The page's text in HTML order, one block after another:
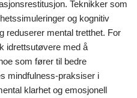
Teknikker som
og kognitiv
reduserer mental tretthet. For
idrettsutøvere med å
som fører til bedre
mindfulness-praksiser i
klarhet og emosjonell